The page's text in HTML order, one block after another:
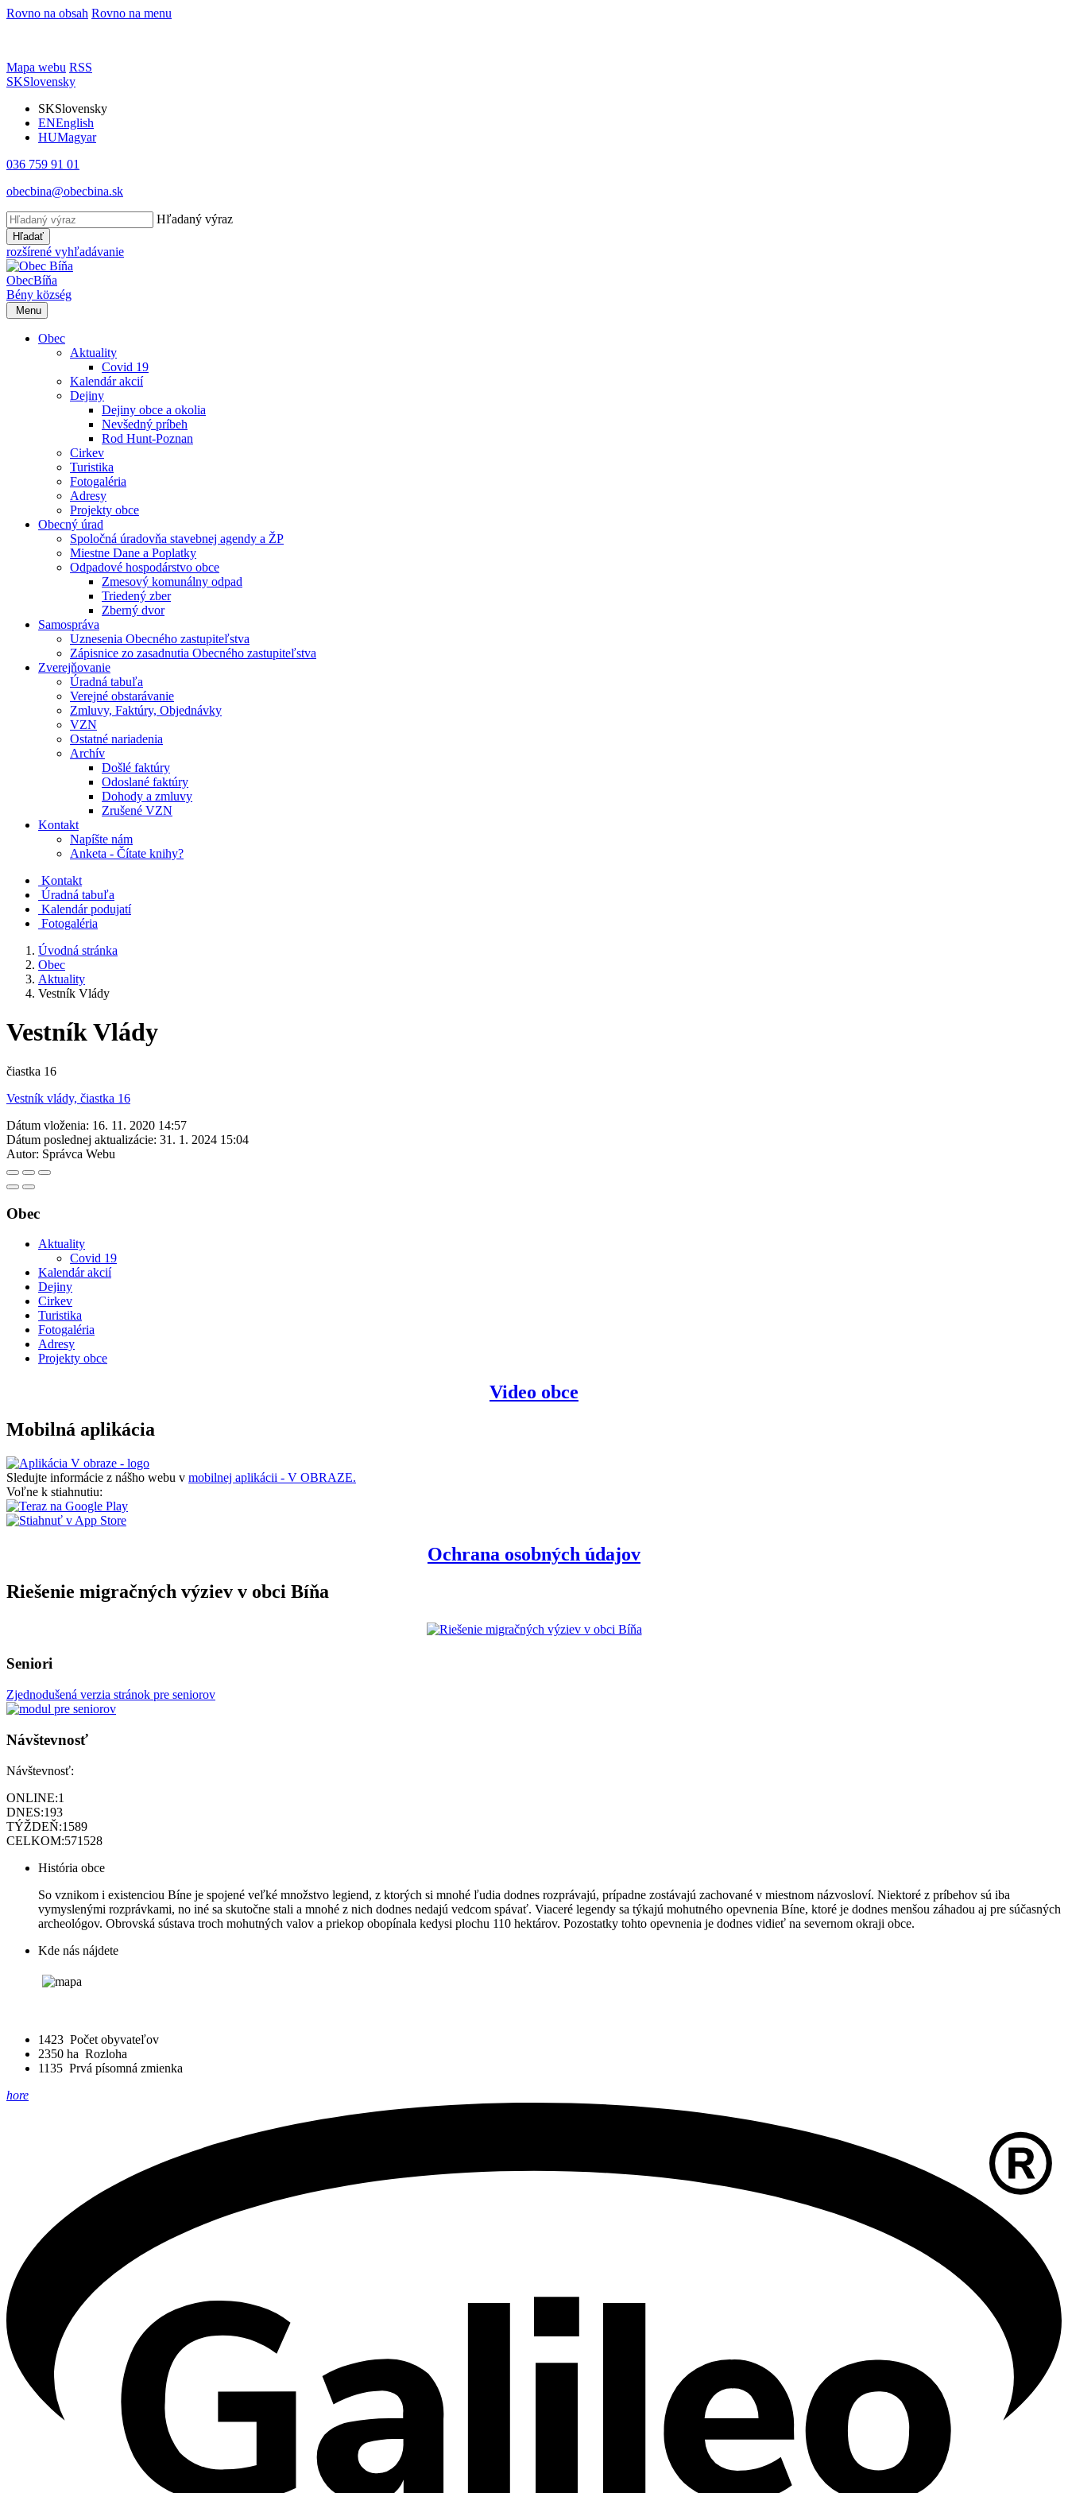
Rovno na obsah Rovno na menu
Mapa webu RSS
SKSlovensky
SKSlovensky
ENEnglish
HUMagyar
036 759 91 01
obecbina@obecbina.sk
Hľadaný výraz
Hľadať
rozšírené vyhľadávanie
ObecBíňa
Bény község
Menu
Obec
Aktuality
Covid 19
Kalendár akcií
Dejiny
Dejiny obce a okolia
Nevšedný príbeh
Rod Hunt-Poznan
Cirkev
Turistika
Fotogaléria
Adresy
Projekty obce
Obecný úrad
Spoločná úradovňa stavebnej agendy a ŽP
Miestne Dane a Poplatky
Odpadové hospodárstvo obce
Zmesový komunálny odpad
Triedený zber
Zberný dvor
Samospráva
Uznesenia Obecného zastupiteľstva
Zápisnice zo zasadnutia Obecného zastupiteľstva
Zverejňovanie
Úradná tabuľa
Verejné obstarávanie
Zmluvy, Faktúry, Objednávky
VZN
Ostatné nariadenia
Archív
Došlé faktúry
Odoslané faktúry
Dohody a zmluvy
Zrušené VZN
Kontakt
Napíšte nám
Anketa - Čítate knihy?
Kontakt
Úradná tabuľa
Kalendár podujatí
Fotogaléria
Úvodná stránka
Obec
Aktuality
Vestník Vlády
Vestník Vlády
čiastka 16
Vestník vlády, čiastka 16
Dátum vloženia: 16. 11. 2020 14:57
Dátum poslednej aktualizácie: 31. 1. 2024 15:04
Autor: Správca Webu
Obec
Aktuality
Covid 19
Kalendár akcií
Dejiny
Cirkev
Turistika
Fotogaléria
Adresy
Projekty obce
Video obce
Mobilná aplikácia
Sledujte informácie z nášho webu v mobilnej aplikácii - V OBRAZE.
Voľne k stiahnutiu:
Ochrana osobných údajov
Riešenie migračných výziev v obci Bíňa
Seniori
Zjednodušená verzia stránok pre seniorov
Návštevnosť
Návštevnosť:
ONLINE:1
DNES:193
TÝŽDEŇ:1589
CELKOM:571528
História obce
So vznikom i existenciou Bíne je spojené veľké množstvo legiend, z ktorých si mnohé ľudia dodnes rozprávajú, prípadne zostávajú zachované v miestnom názvosloví. Niektoré z príbehov sú iba
vymyslenými rozprávkami, no iné sa skutočne stali a mnohé z nich dodnes nedajú vedcom spávať. Viaceré legendy sa týkajú mohutného opevnenia Bíne, ktoré je dodnes menšou záhadou aj pre súčasných
archeológov. Obrovská sústava troch mohutných valov a priekop obopínala kedysi plochu 110 hektárov. Pozostatky tohto opevnenia je dodnes vidieť na severnom okraji obce.
Kde nás nájdete
1423 Počet obyvateľov
2350 ha Rozloha
1135 Prvá písomná zmienka
hore